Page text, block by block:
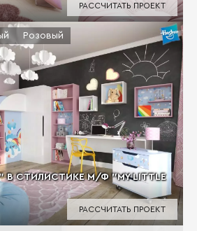
РАССЧИТАТЬ ПРОЕКТ
В СТИЛИСТИКЕ М/Ф "MY LITTLE
Розовый
РАССЧИТАТЬ ПРОЕКТ